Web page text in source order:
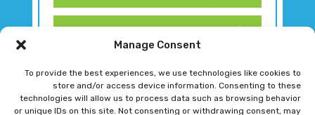
Manage Consent
To provide the best experiences, we use technologies like cookies to
store and/or access device information. Consenting to these
technologies will allow us to process data such as browsing behavior
or unique IDs on this site. Not consenting or withdrawing consent, may